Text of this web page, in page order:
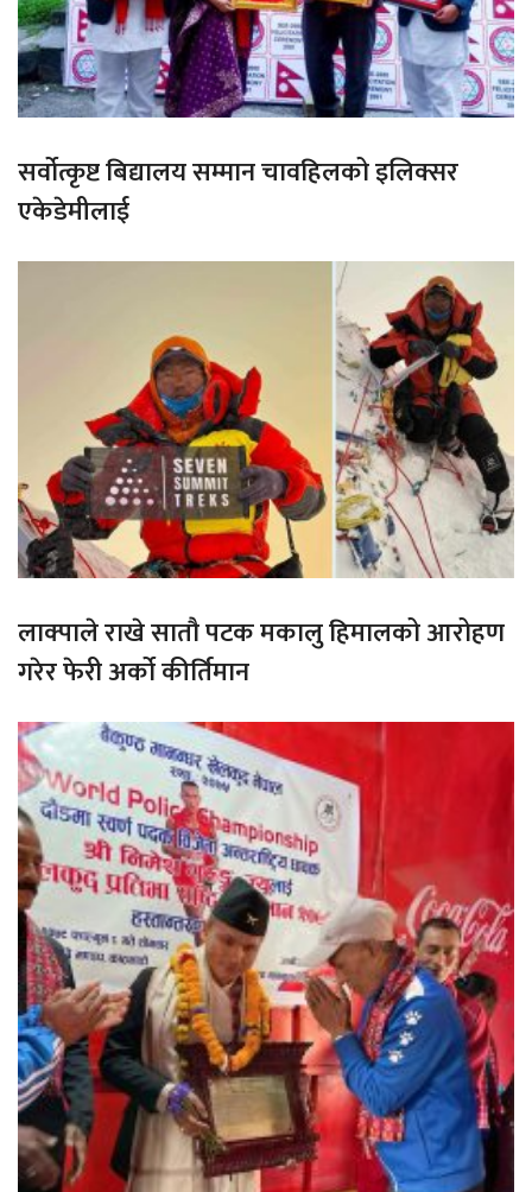
सर्वोत्कृष्ट बिद्यालय सम्मान चावहिलको इलिक्सर
एकेडेमीलाई
लाक्पाले राखे सातौ पटक मकालु हिमालको आरोहण
गरेर फेरी अर्को कीर्तिमान